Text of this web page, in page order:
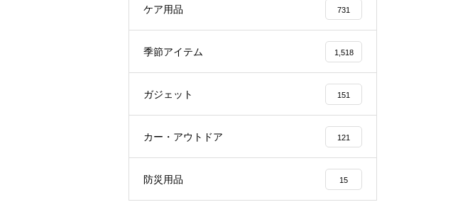
ケア用品 731
季節アイテム 1,518
ガジェット 151
カー・アウトドア 121
防災用品 15